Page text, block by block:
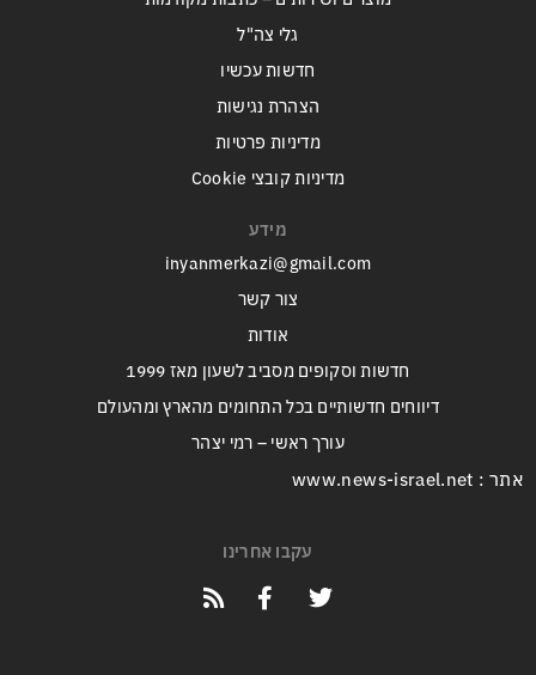
גלי צה"ל
חדשות עכשיו
הצהרת נגישות
מדיניות פרטיות
מדיניות קובצי Cookie
מידע
inyanmerkazi@gmail.com
צור קשר
אודות
חדשות וסקופים מסביב לשעון מאז 1999
דיווחים חדשותיים בכל התחומים מהארץ ומהעולם
עורך ראשי – רמי יצהר
אתר : www.news-israel.net
עקבו אחרינו